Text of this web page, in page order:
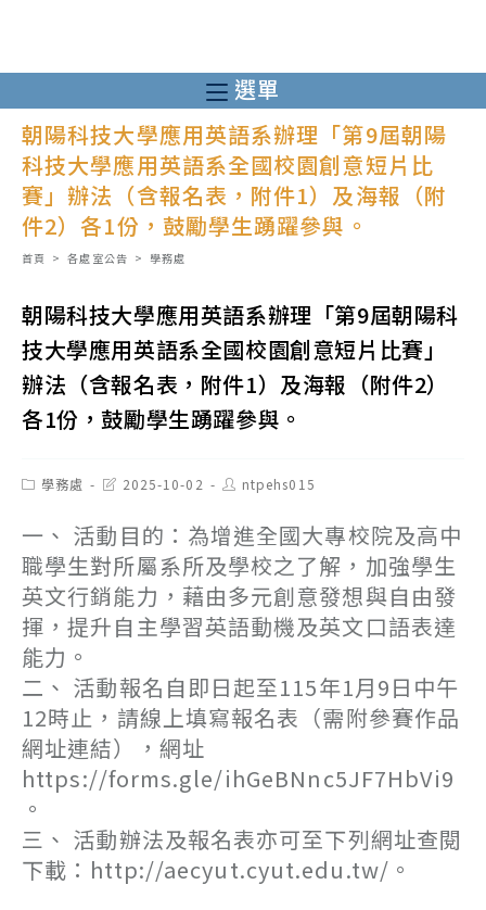
至
主
要
內
選單
朝陽科技大學應用英語系辦理「第9屆朝陽
科技大學應用英語系全國校園創意短片比
賽」辦法（含報名表，附件1）及海報（附
件2）各1份，鼓勵學生踴躍參與。
首頁 > 各處室公告 > 學務處
朝陽科技大學應用英語系辦理「第9屆朝陽科
技大學應用英語系全國校園創意短片比賽」
辦法（含報名表，附件1）及海報（附件2）
各1份，鼓勵學生踴躍參與。
Post學務處
Post2025-10-02
Post
author:
ntpehs015
一、 活動目的：為增進全國大專校院及高中
職學生對所屬系所及學校之了解，加強學生
英文行銷能力，藉由多元創意發想與自由發
揮，提升自主學習英語動機及英文口語表達
能力。
二、 活動報名自即日起至115年1月9日中午
12時止，請線上填寫報名表（需附參賽作品
網址連結），網址
https://forms.gle/ihGeBNnc5JF7HbVi9
。
三、 活動辦法及報名表亦可至下列網址查閱
下載：http://aecyut.cyut.edu.tw/。